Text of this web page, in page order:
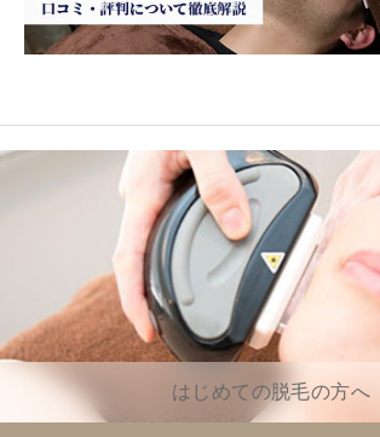
はじめての脱毛の方へ